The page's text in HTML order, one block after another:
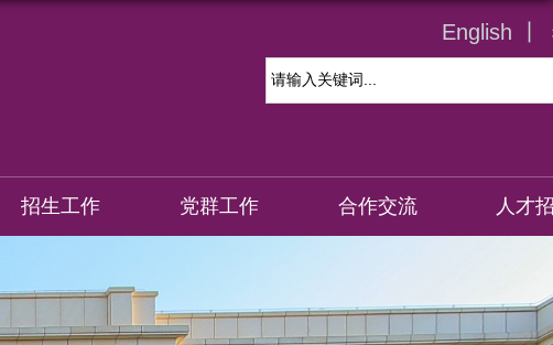
English 丨
招生工作 党群工作 合作交流 人才